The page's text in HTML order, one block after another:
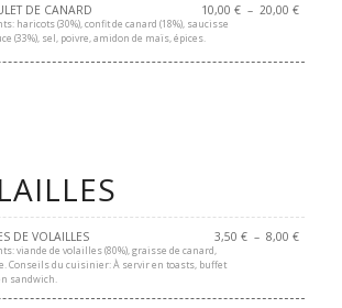
DE CANARD 10,00€ – 20,00€
haricots (30%), confit de canard (18%), saucisse
(33%), sel, poivre, amidon de maïs, épices.
DE VOLAILLES 3,50€ – 8,00€
viande de volailles (80%), graisse de canard,
Conseils du cuisinier: À servir en toasts, buffet
sandwich.